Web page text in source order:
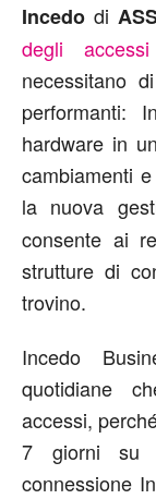
Incedo di
degli accessi
necessitano
performanti:
hardware in
cambiamenti
la nuova
consente ai
strutture di
trovino.
Incedo
quotidiane
accessi,
7 giorni su
connessione